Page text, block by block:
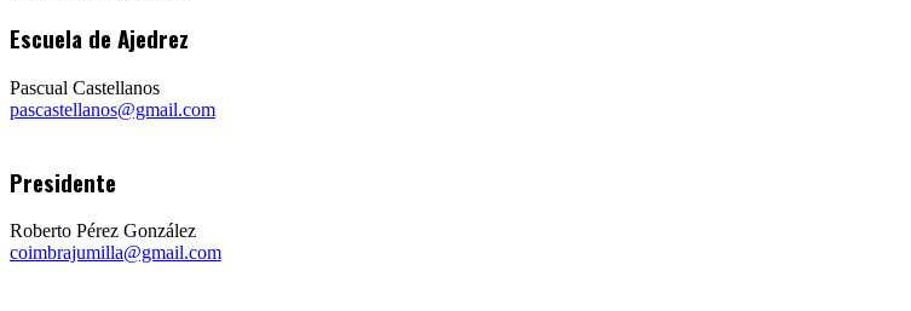
Escuela de Ajedrez
Pascual Castellanos
pascastellanos@gmail.com
Presidente
Roberto Pérez González
coimbrajumilla@gmail.com